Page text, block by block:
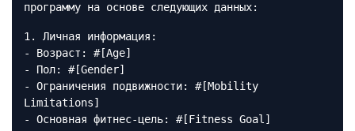
программу на основе следующих данных:
1. Личная информация:
- Возраст: #[Age]
- Пол: #[Gender]
- Ограничения подвижности: #[Mobility
Limitations]
- Основная фитнес-цель: #[Fitness Goal]